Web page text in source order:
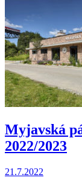
Myjavská
2022/2023
21.7.2022